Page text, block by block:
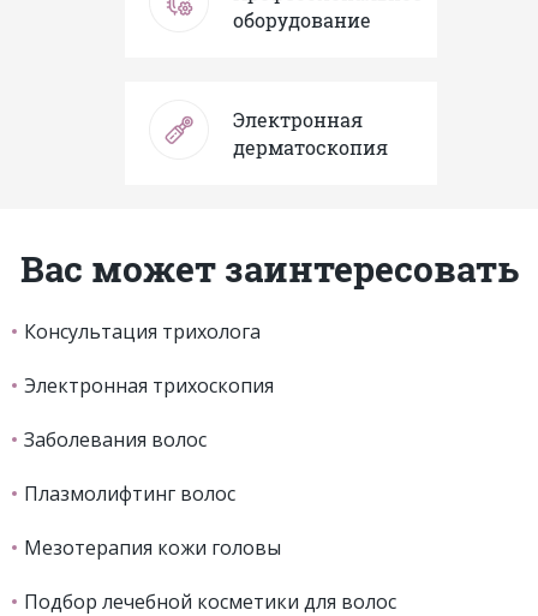
оборудование
Электронная
дерматоскопия
Вас может заинтересовать
Консультация трихолога
Электронная трихоскопия
Заболевания волос
Плазмолифтинг волос
Мезотерапия кожи головы
Подбор лечебной косметики для волос